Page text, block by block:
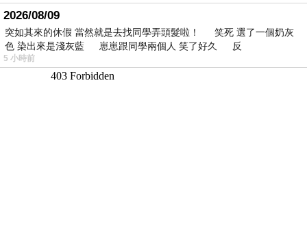
2026/08/09
突如其來的休假 當然就是去找同學弄頭髮啦！ 笑死 選了一個奶灰
色 染出來是淺灰藍 崽崽跟同學兩個人 笑了好久 反
5 小時前